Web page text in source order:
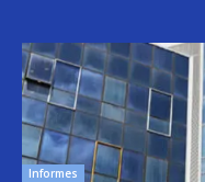
Informes